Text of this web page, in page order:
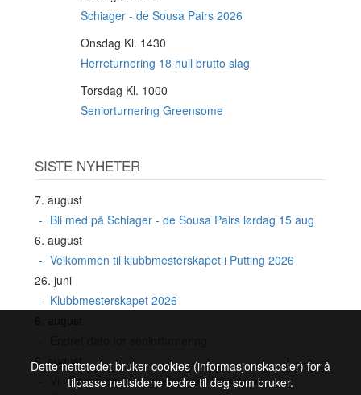
Schiager - de Sousa Pairs 2026
Onsdag Kl. 1430
Herreturnering 18 hull brutto slag
Torsdag Kl. 1000
Seniorturnering Greensome
SISTE NYHETER
7. august
Bli med på Schiager - de Sousa Pairs lørdag 15 aug
6. august
Velkommen til klubbmesterskapet i Putting 2026
26. juni
Klubbmesterskapet 2026
6. august
Vi i Damekomiteen gleder oss til resten av
Dette nettstedet bruker cookies (informasjonskapsler) for å
tilpasse nettsidene bedre til deg som bruker.